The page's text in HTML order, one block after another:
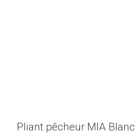
Pliant pêcheur MIA Blanc